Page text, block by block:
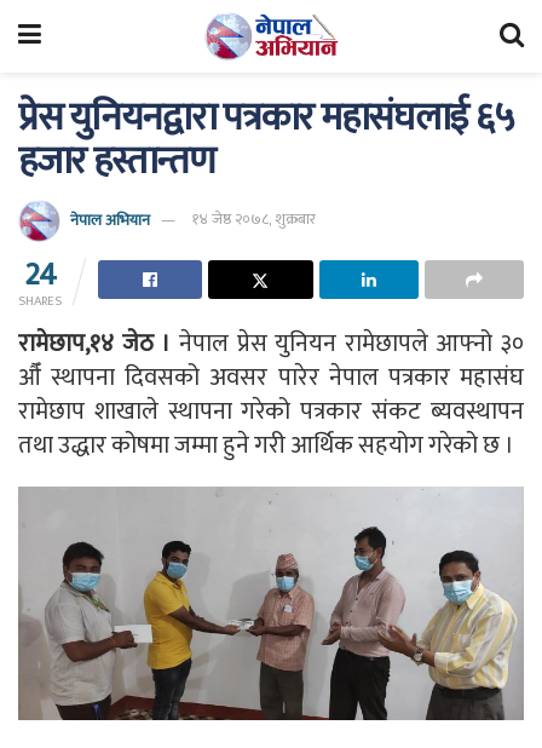
प्रेस युनियनद्वारा पत्रकार महासंघलाई ६५
हजार हस्तान्तण
नेपाल अभियान १४ जेष्ठ २०७८, शुक्रबार
24
SHARES
रामेछाप,१४ जेठ । नेपाल प्रेस युनियन रामेछापले आफ्नो ३०
औँ स्थापना दिवसको अवसर पारेर नेपाल पत्रकार महासंघ
रामेछाप शाखाले स्थापना गरेको पत्रकार संकट ब्यवस्थापन
तथा उद्धार कोषमा जम्मा हुने गरी आर्थिक सहयोग गरेको छ ।